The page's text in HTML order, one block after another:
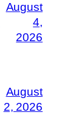
August
4,
2026
August
2, 2026